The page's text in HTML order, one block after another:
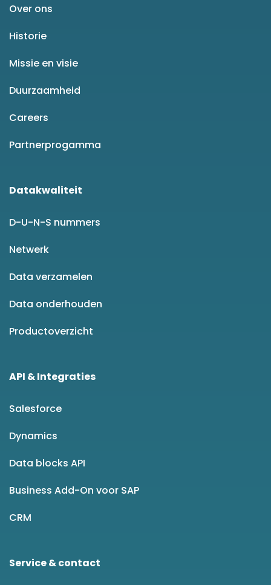
Over ons
Historie
Missie en visie
Duurzaamheid
Careers
Partnerprogamma
Datakwaliteit
D-U-N-S nummers
Netwerk
Data verzamelen
Data onderhouden
Productoverzicht
API & Integraties
Salesforce
Dynamics
Data blocks API
Business Add-On voor SAP
CRM
Service & contact